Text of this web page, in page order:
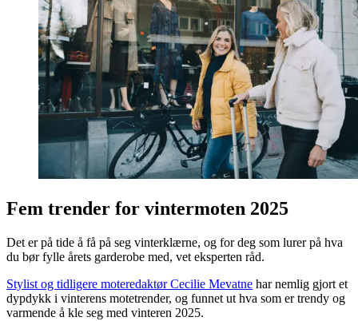
Fem trender for vintermoten 2025
Det er på tide å få på seg vinterklærne, og for deg som lurer på hva
du bør fylle årets garderobe med, vet eksperten råd.
Stylist og tidligere moteredaktør Cecilie Mevatne har nemlig gjort et
dypdykk i vinterens motetrender, og funnet ut hva som er trendy og
varmende å kle seg med vinteren 2025.